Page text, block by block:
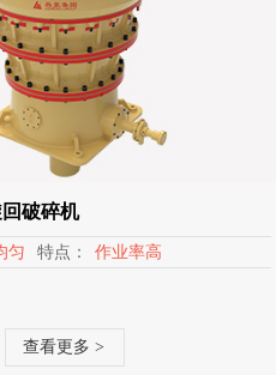
破碎机
匀 特点： 作业率高
查看更多 >